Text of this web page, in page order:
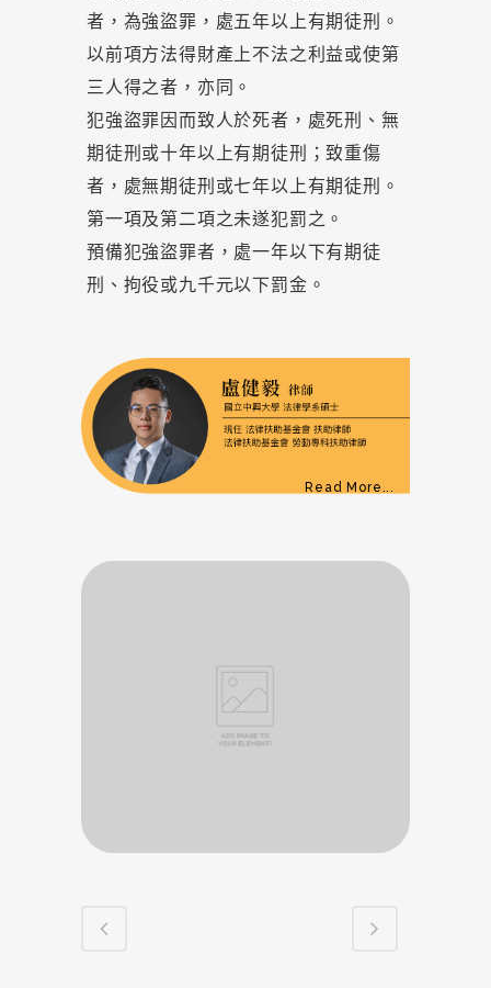
者，為強盜罪，處五年以上有期徒刑。
以前項方法得財產上不法之利益或使第
三人得之者，亦同。
犯強盜罪因而致人於死者，處死刑、無
期徒刑或十年以上有期徒刑；致重傷
者，處無期徒刑或七年以上有期徒刑。
第一項及第二項之未遂犯罰之。
預備犯強盜罪者，處一年以下有期徒
刑、拘役或九千元以下罰金。
Read More...